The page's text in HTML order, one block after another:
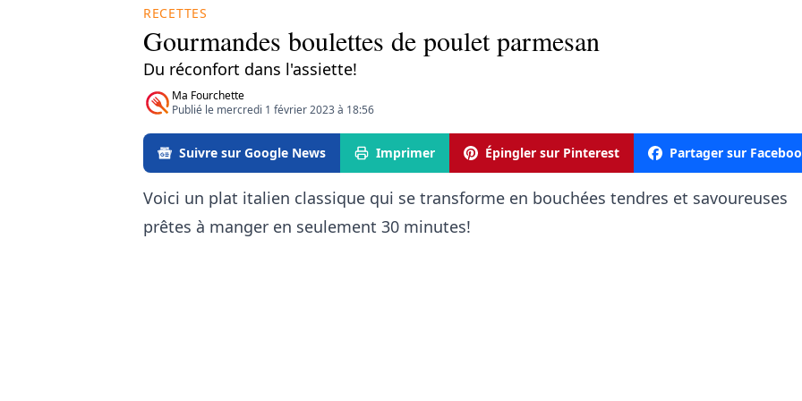
RECETTES
Gourmandes boulettes de poulet parmesan
Du réconfort dans l'assiette!
Ma Fourchette
Publié le mercredi 1 février 2023 à 18:56
Suivre sur Google News Imprimer Épingler sur Pinterest Partager sur
Voici un plat italien classique qui se transforme en bouchées tendres et savoureuses
prêtes à manger en seulement 30 minutes!